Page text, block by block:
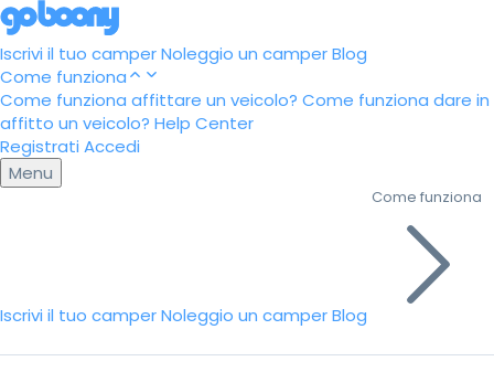
Iscrivi il tuo camperNoleggio un camperBlog
Come funziona
Come funziona affittare un veicolo? Come funziona dare in
affitto un veicolo? Help Center
Registrati Accedi
Menu
Iscrivi il tuo camperNoleggio un camperBlog
Come funziona